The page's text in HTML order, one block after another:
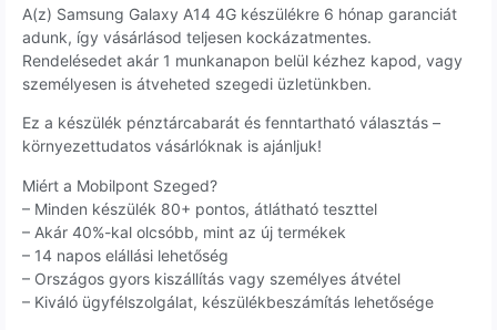
A(z) Samsung Galaxy A14 4G készülékre 6 hónap garanciát
adunk, így vásárlásod teljesen kockázatmentes.
Rendelésedet akár 1 munkanapon belül kézhez kapod, vagy
személyesen is átveheted szegedi üzletünkben.
Ez a készülék pénztárcabarát és fenntartható választás –
környezettudatos vásárlóknak is ajánljuk!
Miért a Mobilpont Szeged?
– Minden készülék 80+ pontos, átlátható teszttel
– Akár 40%-kal olcsóbb, mint az új termékek
– 14 napos elállási lehetőség
– Országos gyors kiszállítás vagy személyes átvétel
– Kiváló ügyfélszolgálat, készülékbeszámítás lehetősége